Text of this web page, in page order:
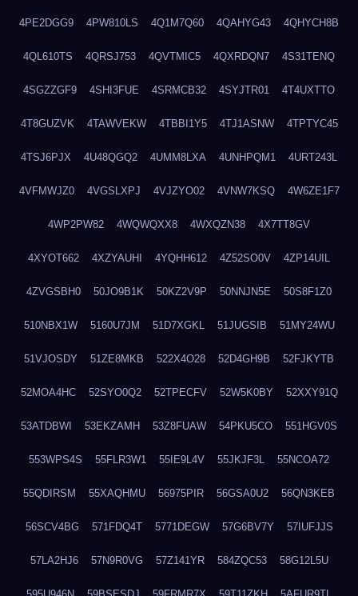
4PE2DGG9 4PW810LS 4Q1M7Q60 4QAHYG43 4QHYCH8B
4QL610TS 4QRSJ753 4QVTMIC5 4QXRDQN7 4S31TENQ
4SGZZGF9 4SHI3FUE 4SRMCB32 4SYJTR01 4T4UXTTO
4T8GUZVK 4TAWVEKW 4TBBI1Y5 4TJ1ASNW 4TPTYC45
4TSJ6PJX 4U48QGQ2 4UMM8LXA 4UNHPQM1 4URT243L
4VFMWJZ0 4VGSLXPJ 4VJZYO02 4VNW7KSQ 4W6ZE1F7
4WP2PW82 4WQWQXX8 4WXQZN38 4X7TT8GV
4XYOT662 4XZYAUHI 4YQHH612 4Z52SO0V 4ZP14UIL
4ZVGSBH0 50JO9B1K 50KZ2V9P 50NNJN5E 50S8F1Z0
510NBX1W 5160U7JM 51D7XGKL 51JUGSIB 51MY24WU
51VJOSDY 51ZE8MKB 522X4O28 52D4GH9B 52FJKYTB
52MOA4HC 52SYO0Q2 52TPECFV 52W5K0BY 52XXY91Q
53ATDBWI 53EKZAMH 53Z8FUAW 54PKU5CO 551HGV0S
553WPS4S 55FLR3W1 55IE9L4V 55JKJF3L 55NCOA72
55QDIRSM 55XAQHMU 56975PIR 56GSA0U2 56QN3KEB
56SCV4BG 571FDQ4T 5771DEGW 57G6BV7Y 57IUFJJS
57LA2HJ6 57N9R0VG 57Z141YR 584ZQC53 58G12L5U